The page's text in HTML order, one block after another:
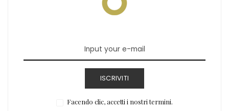
ISCRIVITI
Facendo clic, accetti i nostri termini.